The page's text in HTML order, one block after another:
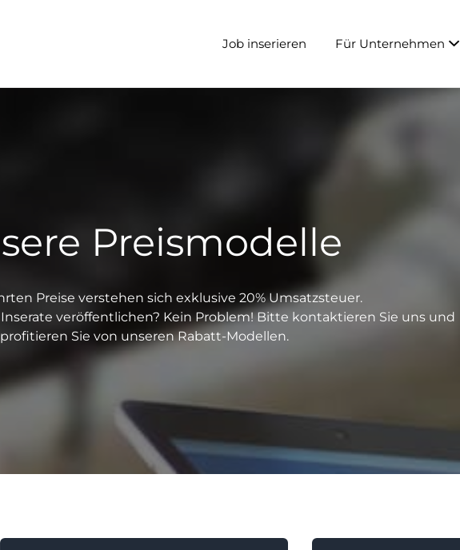
Job inserieren Für Unternehmen
Preismodelle
Preise verstehen sich exklusive 20% Umsatzsteuer.
veröffentlichen? Kein Problem! Bitte kontaktieren Sie uns und
profitieren Sie von unseren Rabatt-Modellen.